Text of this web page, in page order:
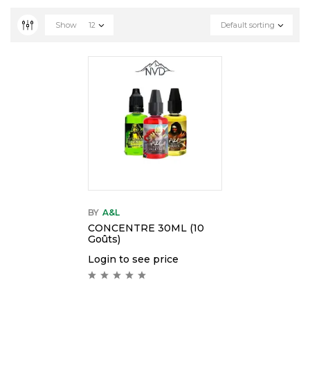
Default sorting
Show 12
BY A&L
CONCENTRE 30ML (10
Goûts)
Login to see price